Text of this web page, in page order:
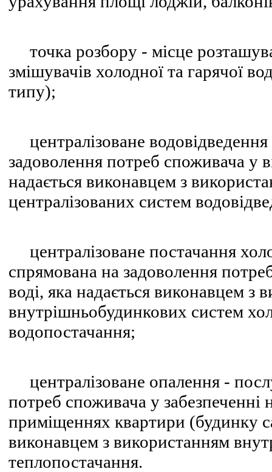
точка розбору - місце
змішувачів холодної та гарячої
типу);
централізоване
задоволення потреб споживача у
надається виконавцем з
централізованих систем
централізоване постачання
спрямована на задоволення
воді, яка надається виконавцем з
внутрішньобудинкових систем
водопостачання;
централізоване опалення -
потреб споживача у забезпеченні
приміщеннях квартири (будинку
виконавцем з використанням
теплопостачання.